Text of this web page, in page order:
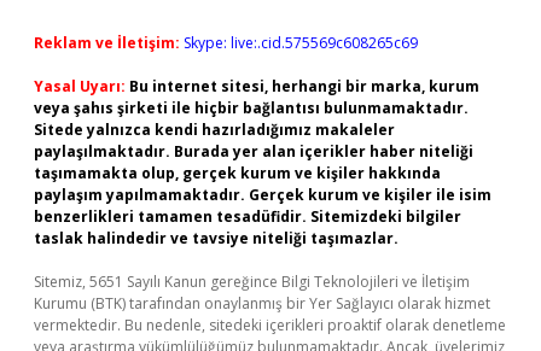
Reklam ve İletişim: Skype: live:.cid.575569c608265c69
Yasal Uyarı: Bu internet sitesi, herhangi bir marka, kurum
veya şahıs şirketi ile hiçbir bağlantısı bulunmamaktadır.
Sitede yalnızca kendi hazırladığımız makaleler
paylaşılmaktadır. Burada yer alan içerikler haber niteliği
taşımamakta olup, gerçek kurum ve kişiler hakkında
paylaşım yapılmamaktadır. Gerçek kurum ve kişiler ile isim
benzerlikleri tamamen tesadüfidir. Sitemizdeki bilgiler
taslak halindedir ve tavsiye niteliği taşımazlar.
Sitemiz, 5651 Sayılı Kanun gereğince Bilgi Teknolojileri ve İletişim
Kurumu (BTK) tarafından onaylanmış bir Yer Sağlayıcı olarak hizmet
vermektedir. Bu nedenle, sitedeki içerikleri proaktif olarak denetleme
veya araştırma yükümlülüğümüz bulunmamaktadır. Ancak, üyelerimiz